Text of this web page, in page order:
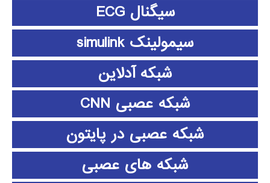
سیگنال ECG
سیمولینک simulink
شبکه آدلاین
شبکه عصبی CNN
شبکه عصبی در پایتون
شبکه های عصبی